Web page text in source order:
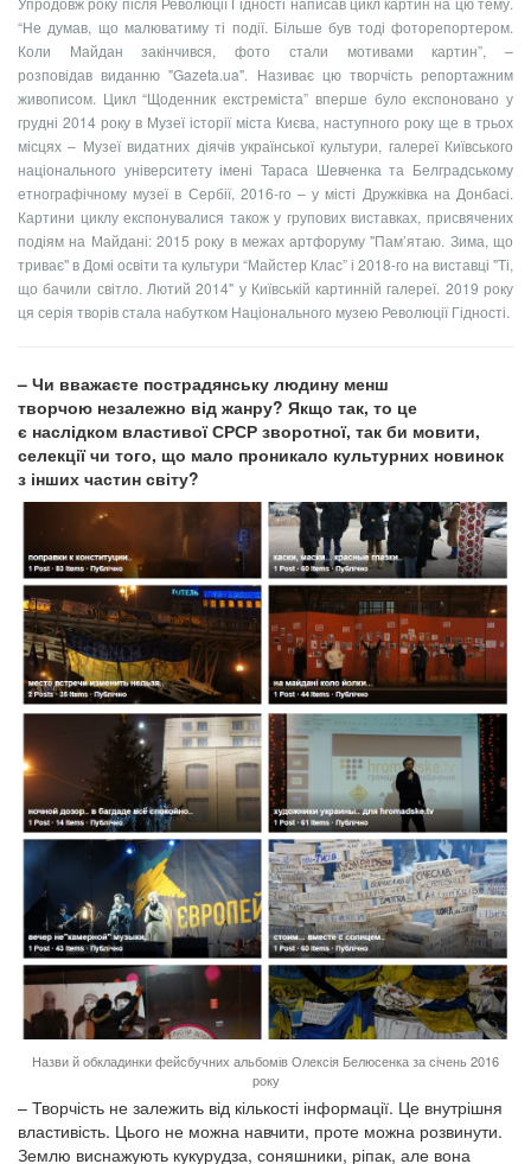
“Не думав, що малюватиму ті події. Більше був тоді фоторепортером.
Коли Майдан закінчився, фото стали мотивами картин”, –
розповідав виданню "Gazeta.ua". Називає цю творчість репортажним
живописом. Цикл “Щоденник екстреміста” вперше було експоновано у
грудні 2014 року в Музеї історії міста Києва, наступного року ще в трьох
місцях – Музеї видатних діячів української культури, галереї Київського
національного університету імені Тараса Шевченка та Белградському
етнографічному музеї в Сербії, 2016-го – у місті Дружківка на Донбасі.
Картини циклу експонувалися також у групових виставках, присвячених
подіям на Майдані: 2015 року в межах артфоруму "Пам’ятаю. Зима, що
триває" в Домі освіти та культури “Майстер Клас” і 2018-го на виставці "Ті,
що бачили світло. Лютий 2014" у Київській картинній галереї. 2019 року
ця серія творів стала набутком Національного музею Революції Гідності.
– Чи вважаєте пострадянську людину менш
творчою незалежно від жанру? Якщо так, то це
є наслідком властивої СРСР зворотної, так би мовити,
селекції чи того, що мало проникало культурних новинок
з інших частин світу?
Назви й обкладинки фейсбучних альбомів Олексія Белюсенка за січень 2016
року
– Творчість не залежить від кількості інформації. Це внутрішня
властивість. Цього не можна навчити, проте можна розвинути.
Землю виснажують кукурудза, соняшники, ріпак, але вона